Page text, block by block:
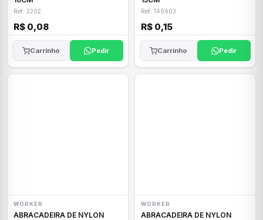
Ref: 2202
R$ 0,08
Carrinho Pedir
Ref: 149403
R$ 0,15
Carrinho Pedir
WORKER
ABRACADEIRA DE NYLON
WORKER
ABRACADEIRA DE NYLON